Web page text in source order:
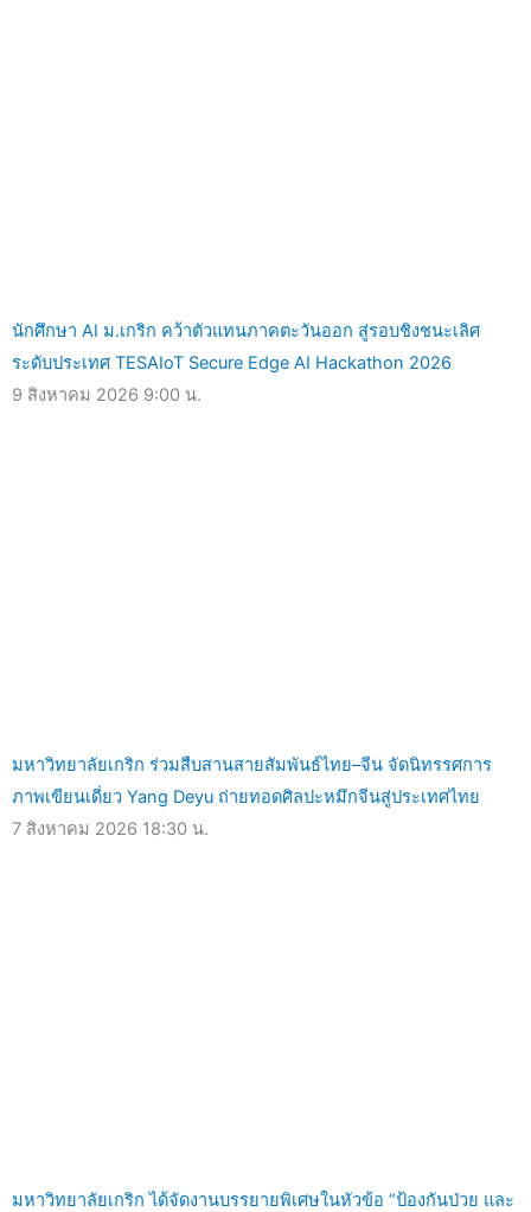
นักศึกษา AI ม.เกริก คว้าตัวแทนภาคตะวันออก สู่รอบชิงชนะเลิศ
ระดับประเทศ TESAIoT Secure Edge AI Hackathon 2026
9 สิงหาคม 2026 9:00 น.
มหาวิทยาลัยเกริก ร่วมสืบสานสายสัมพันธ์ไทย–จีน จัดนิทรรศการ
ภาพเขียนเดี่ยว Yang Deyu ถ่ายทอดศิลปะหมึกจีนสู่ประเทศไทย
7 สิงหาคม 2026 18:30 น.
มหาวิทยาลัยเกริก ได้จัดงานบรรยายพิเศษในหัวข้อ “ป้องกันป่วย และ